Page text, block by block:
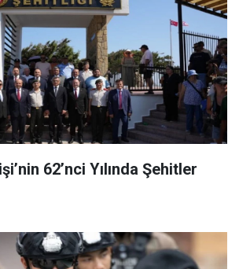
62’nci Yılında Şehitler